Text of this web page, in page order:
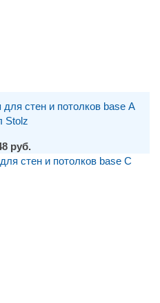
для стен и потолков base А
Stolz
руб.